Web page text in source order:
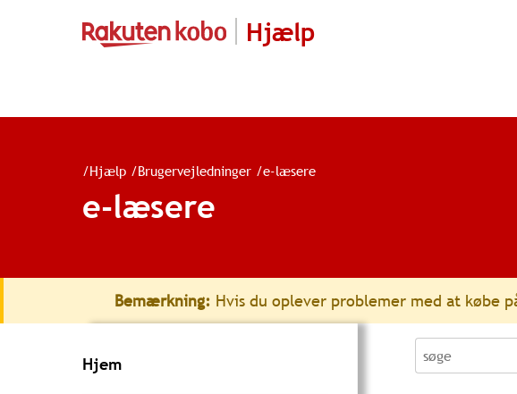
Hjælp
/Hjælp /Brugervejledninger /e-læsere
e-læsere
Bemærkning: Hvis du oplever problemer med at købe
Hjem søge